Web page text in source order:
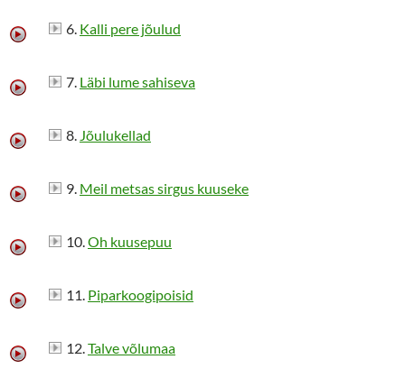
6. Kalli pere jõulud
7. Läbi lume sahiseva
8. Jõulukellad
9. Meil metsas sirgus kuuseke
10.Oh kuusepuu
11. Piparkoogipoisid
12.Talve võlumaa